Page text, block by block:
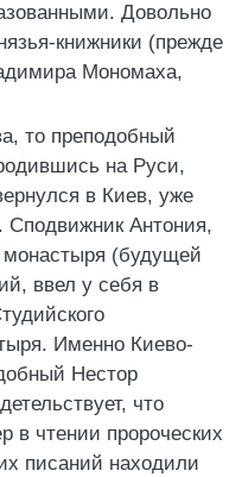
Довольно
книжники (прежде
Мономаха,
то преподобный
на Руси,
в Киев, уже
Сподвижник Антония,
монастыря (будущей
ввел у себя в
Именно Киево-
Нестор
что
в чтении пророческих
писаний находили